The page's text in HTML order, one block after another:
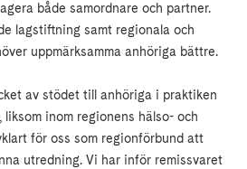
både samordnare och partner.
lagstiftning samt regionala och
uppmärksamma anhöriga bättre.
av stödet till anhöriga i praktiken
liksom inom regionens hälso- och
för oss som regionförbund att
utredning. Vi har inför remissvaret